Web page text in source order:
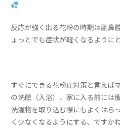
反応が強く出る花粉の時期は副鼻
ょっとでも症状が軽くなるように
すぐにできる花粉症対策と言えば
の洗顔（入浴）、家に入る前には
洗濯物を取り込む際にもよくはら
く少なくなるようにする、ですか